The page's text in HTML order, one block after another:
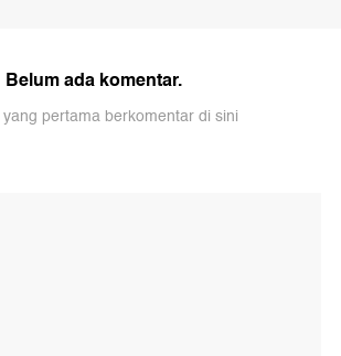
Belum ada komentar.
pertama berkomentar di sini